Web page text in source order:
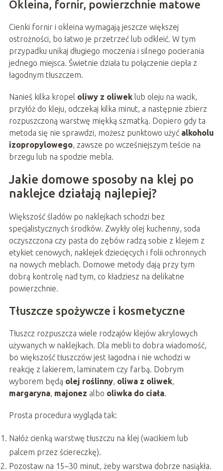
Okleina, fornir, powierzchnie matowe
Cienki fornir i okleina wymagają jeszcze większej
ostrożności, bo łatwo je przetrzeć lub odkleić. W tym
przypadku unikaj długiego moczenia i silnego pocierania
jednego miejsca. Świetnie działa tu połączenie ciepła z
łagodnym tłuszczem.
Nanieś kilka kropel oliwy z oliweklub oleju na wacik,
przyłóż do kleju, odczekaj kilka minut, a następnie zbierz
rozpuszczoną warstwę miękką szmatką. Dopiero gdy ta
metoda się nie sprawdzi, możesz punktowo użyć alkoholu
izopropylowego, zawsze po wcześniejszym teście na
brzegu lub na spodzie mebla.
Jakie domowe sposoby na klej po
naklejce działają najlepiej?
Większość śladów po naklejkach schodzi bez
specjalistycznych środków. Zwykły olej kuchenny, soda
oczyszczona czy pasta do zębów radzą sobie z klejem z
etykiet cenowych, naklejek dziecięcych i folii ochronnych
na nowych meblach. Domowe metody dają przy tym
dobrą kontrolę nad tym, co kładziesz na delikatne
powierzchnie.
Tłuszcze spożywcze i kosmetyczne
Tłuszcz rozpuszcza wiele rodzajów klejów akrylowych
używanych w naklejkach. Dla mebli to dobra wiadomość,
bo większość tłuszczów jest łagodna i nie wchodzi w
reakcję z lakierem, laminatem czy farbą. Dobrym
wyborem będą olej roślinny, oliwa z oliwek,
margaryna, majonez albo oliwka do ciała.
Prosta procedura wygląda tak:
Nałóż cienką warstwę tłuszczu na klej (wacikiem lub
palcem przez ściereczkę).
Pozostaw na 15–30 minut, żeby warstwa dobrze nasiąkła.